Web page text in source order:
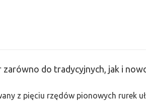
do tradycyjnych, jak i
z pięciu rzędów pionowych rurek